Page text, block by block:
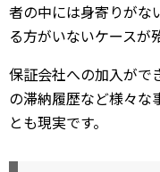
者の中には身寄りがな
る方がいないケースが
保証会社への加入がで
の滞納履歴など様々な
とも現実です。